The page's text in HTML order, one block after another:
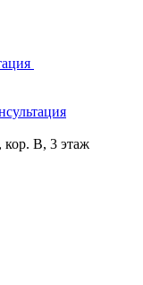
кор. В, 3 этаж